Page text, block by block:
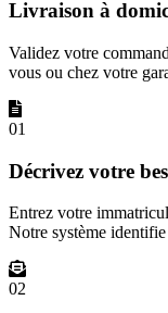
Livraison à
Validez votre
vous ou chez votre
01
Décrivez votre
Entrez votre
Notre système
02